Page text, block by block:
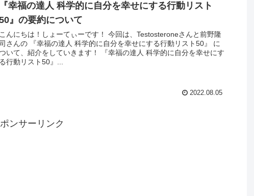
『幸福の達人 科学的に自分を幸せにする行動リスト
』の要約について
こんにちは！しょーてぃーです！ 今回は、Testosteroneさんと前野隆
さんの 『幸福の達人 科学的に自分を幸せにする行動リスト50』 に
いて、紹介をしていきます！ 『幸福の達人 科学的に自分を幸せにす
る行動リスト50』...
2022.08.05
ンサーリンク